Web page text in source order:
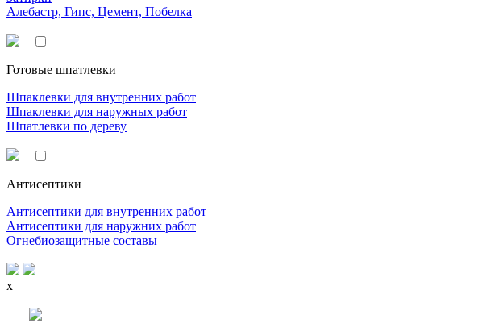
Алебастр, Гипс, Цемент, Побелка
Готовые шпатлевки
Шпаклевки для внутренних работ
Шпаклевки для наружных работ
Шпатлевки по дереву
Антисептики
Антисептики для внутренних работ
Антисептики для наружних работ
Огнебиозащитные составы
x